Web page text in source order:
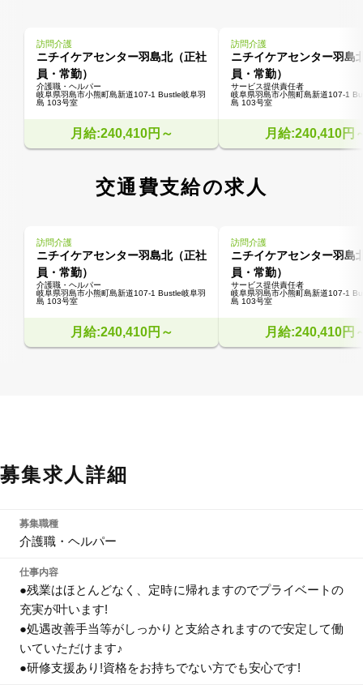
訪問介護
ニチイケアセンター羽島北（正社
員・常勤）
介護職・ヘルパー
岐阜県羽島市小熊町島新道107-1 Bustle岐阜羽
島 103号室
月給:240,410円～
訪問介護
ニチイケアセンター羽島
員・常勤）
サービス提供責任者
岐阜県羽島市小熊町島新道107-1
島 103号室
月給:240,410円
交通費支給の求人
訪問介護
ニチイケアセンター羽島北（正社
員・常勤）
介護職・ヘルパー
岐阜県羽島市小熊町島新道107-1 Bustle岐阜羽
島 103号室
月給:240,410円～
訪問介護
ニチイケアセンター羽島
員・常勤）
サービス提供責任者
岐阜県羽島市小熊町島新道107-1
島 103号室
月給:240,410円
募集求人詳細
募集職種
介護職・ヘルパー
仕事内容
●残業はほとんどなく、定時に帰れますのでプライベートの
充実が叶います!
●処遇改善手当等がしっかりと支給されますので安定して働
いていただけます♪
●研修支援あり!資格をお持ちでない方でも安心です!